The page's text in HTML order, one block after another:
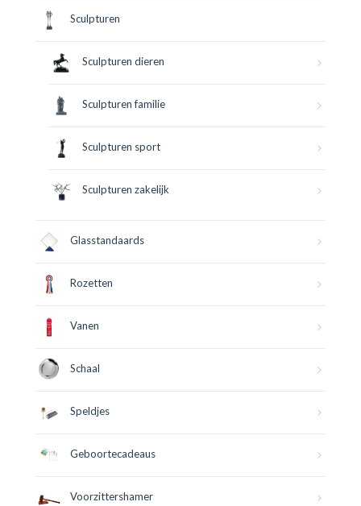
Sculpturen
Sculpturen dieren
Sculpturen familie
Sculpturen sport
Sculpturen zakelijk
Glasstandaards
Rozetten
Vanen
Schaal
Speldjes
Geboortecadeaus
Voorzittershamer